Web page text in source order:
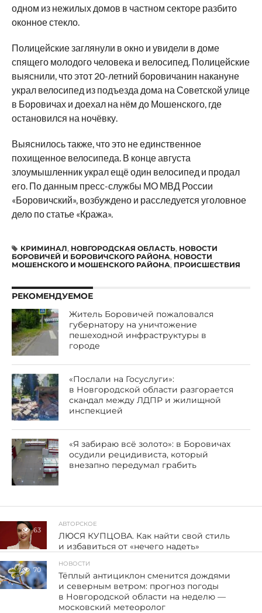
одном из нежилых домов в частном секторе разбито
оконное стекло.
Полицейские заглянули в окно и увидели в доме
спящего молодого человека и велосипед. Полицейские
выяснили, что этот 20-летний боровичанин накануне
украл велосипед из подъезда дома на Советской улице
в Боровичах и доехал на нём до Мошенского, где
остановился на ночёвку.
Выяснилось также, что это не единственное
похищенное велосипеда. В конце августа
злоумышленник украл ещё один велосипед и продал
его. По данным пресс-службы МО МВД России
«Боровичский», возбуждено и расследуется уголовное
дело по статье «Кража».
КРИМИНАЛ, НОВГОРОДСКАЯ ОБЛАСТЬ, НОВОСТИ
БОРОВИЧЕЙ И БОРОВИЧСКОГО РАЙОНА, НОВОСТИ
МОШЕНСКОГО И МОШЕНСКОГО РАЙОНА, ПРОИСШЕСТВИЯ
РЕКОМЕНДУЕМОЕ
Житель Боровичей пожаловался
губернатору на уничтожение
пешеходной инфраструктуры в
городе
«Послали на Госуслуги»:
в Новгородской области разгорается
скандал между ЛДПР и жилищной
инспекцией
«Я забираю всё золото»: в Боровичах
осудили рецидивиста, который
внезапно передумал грабить
63
АВТОРСКОЕ
ЛЮСЯ КУПЦОВА. Как найти свой стиль
и избавиться от «нечего надеть»
70
НОВОСТИ
Тёплый антициклон сменится дождями
и северным ветром: прогноз погоды
в Новгородской области на неделю —
московский метеоролог